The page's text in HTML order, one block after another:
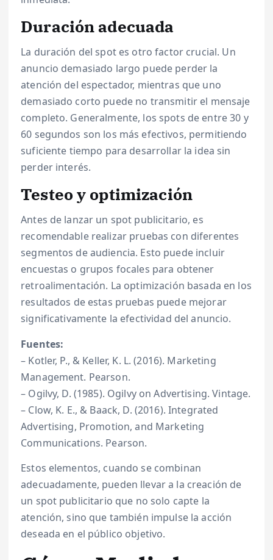
Duración adecuada
La duración del spot es otro factor crucial. Un
anuncio demasiado largo puede perder la
atención del espectador, mientras que uno
demasiado corto puede no transmitir el mensaje
completo. Generalmente, los spots de entre 30 y
60 segundos son los más efectivos, permitiendo
suficiente tiempo para desarrollar la idea sin
perder interés.
Testeo y optimización
Antes de lanzar un spot publicitario, es
recomendable realizar pruebas con diferentes
segmentos de audiencia. Esto puede incluir
encuestas o grupos focales para obtener
retroalimentación. La optimización basada en los
resultados de estas pruebas puede mejorar
significativamente la efectividad del anuncio.
Fuentes:
– Kotler, P., & Keller, K. L. (2016). Marketing
Management. Pearson.
– Ogilvy, D. (1985). Ogilvy on Advertising. Vintage.
– Clow, K. E., & Baack, D. (2016). Integrated
Advertising, Promotion, and Marketing
Communications. Pearson.
Estos elementos, cuando se combinan
adecuadamente, pueden llevar a la creación de
un spot publicitario que no solo capte la
atención, sino que también impulse la acción
deseada en el público objetivo.